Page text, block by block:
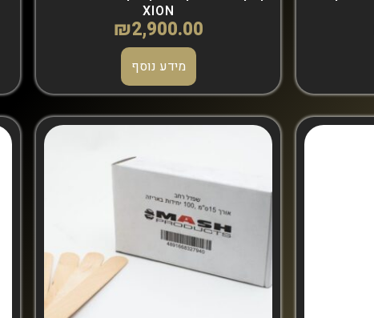
XION
₪2,900.00
מידע נוסף